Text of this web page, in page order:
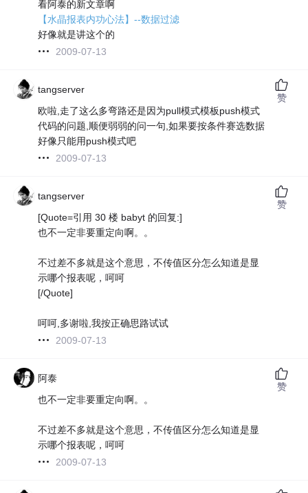
看阿泰的新文章啊
【水晶报表内功心法】--数据过滤
好像就是讲这个的
2009-07-13
tangserver
欧啦,走了这么多弯路还是因为pull模式模板push模式
代码的问题,顺便弱弱的问一句,如果要按条件赛选数据
好像只能用push模式吧
2009-07-13
赞
tangserver
[Quote=引用 30 楼 babyt 的回复:]
也不一定非要重定向啊。。
不过差不多就是这个意思，不传值区分怎么知道是显
示哪个报表呢，呵呵
[/Quote]
呵呵,多谢啦,我按正确思路试试
2009-07-13
赞
阿泰
也不一定非要重定向啊。。
不过差不多就是这个意思，不传值区分怎么知道是显
示哪个报表呢，呵呵
2009-07-13
赞